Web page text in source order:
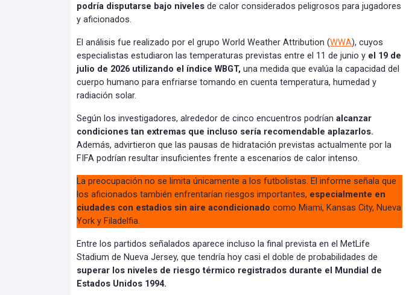
podría disputarse bajo niveles de calor considerados peligrosos para jugadores
y aficionados.
El análisis fue realizado por el grupo World Weather Attribution (WWA), cuyos
especialistas estudiaron las temperaturas previstas entre el 11 de junio y el 19 de
julio de 2026 utilizando el índice WBGT, una medida que evalúa la capacidad del
cuerpo humano para enfriarse tomando en cuenta temperatura, humedad y
radiación solar.
Según los investigadores, alrededor de cinco encuentros podrían alcanzar
condiciones tan extremas que incluso sería recomendable aplazarlos.
Además, advirtieron que las pausas de hidratación previstas actualmente por la
FIFA podrían resultar insuficientes frente a escenarios de calor intenso.
La preocupación no se limita únicamente a los futbolistas. El informe señala que
los aficionados también enfrentarían riesgos importantes, especialmente en
ciudades con estadios sin aire acondicionado como Miami, Kansas City, Nueva
York y Filadelfia.
Entre los partidos señalados aparece incluso la final prevista en el MetLife
Stadium de Nueva Jersey, que tendría hoy casi el doble de probabilidades de
superar los niveles de riesgo térmico registrados durante el Mundial de
Estados Unidos 1994.